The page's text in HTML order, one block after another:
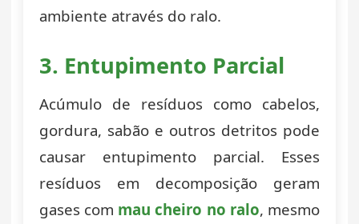
ambiente através do ralo.
3. Entupimento Parcial
Acúmulo de resíduos como cabelos,
gordura, sabão e outros detritos pode
causar entupimento parcial. Esses
resíduos em decomposição geram
gases com mau cheiro no ralo, mesmo